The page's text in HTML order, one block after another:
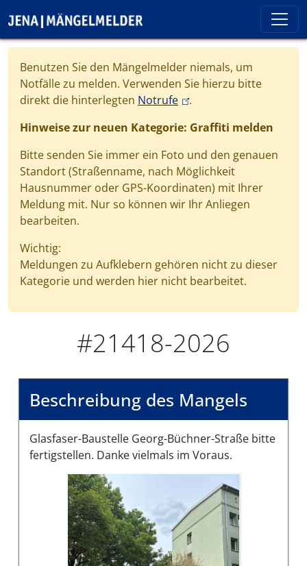
Benutzen Sie den Mängelmelder niemals, um
Notfälle zu melden. Verwenden Sie hierzu bitte
direkt die hinterlegten Notrufe(link is external)
.
Hinweise zur neuen Kategorie: Graffiti melden
Bitte senden Sie immer ein Foto und den genauen
Standort (Straßenname, nach Möglichkeit
Hausnummer oder GPS-Koordinaten) mit Ihrer
Meldung mit. Nur so können wir Ihr Anliegen
bearbeiten.
Wichtig:
Meldungen zu Aufklebern gehören nicht zu dieser
Kategorie und werden hier nicht bearbeitet.
#21418-2026
Beschreibung des Mangels
Glasfaser-Baustelle Georg-Büchner-Straße bitte
fertigstellen. Danke vielmals im Voraus.
Bilder des Mangels